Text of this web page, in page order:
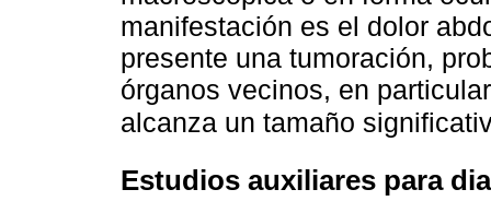
manifestación es el dolor
presente una tumoración,
órganos vecinos, en
alcanza un tamaño
Estudios auxiliares para